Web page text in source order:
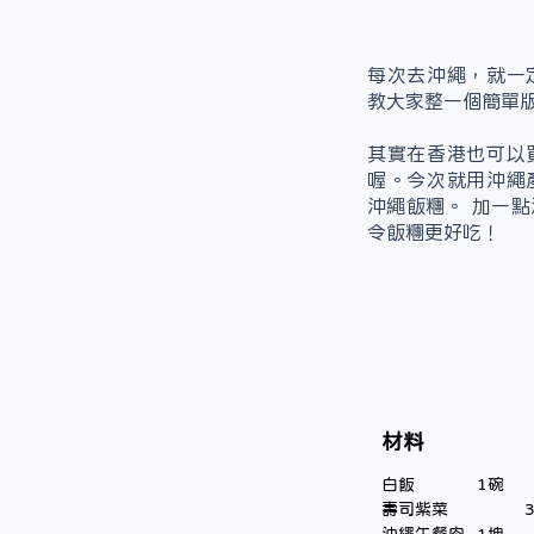
每次去沖繩，就
教大家整一個簡單
其實在香港也可
喔。今次就用沖
沖繩飯糰。 加一
令飯糰更好吃！
材料
白飯 		1碗
壽